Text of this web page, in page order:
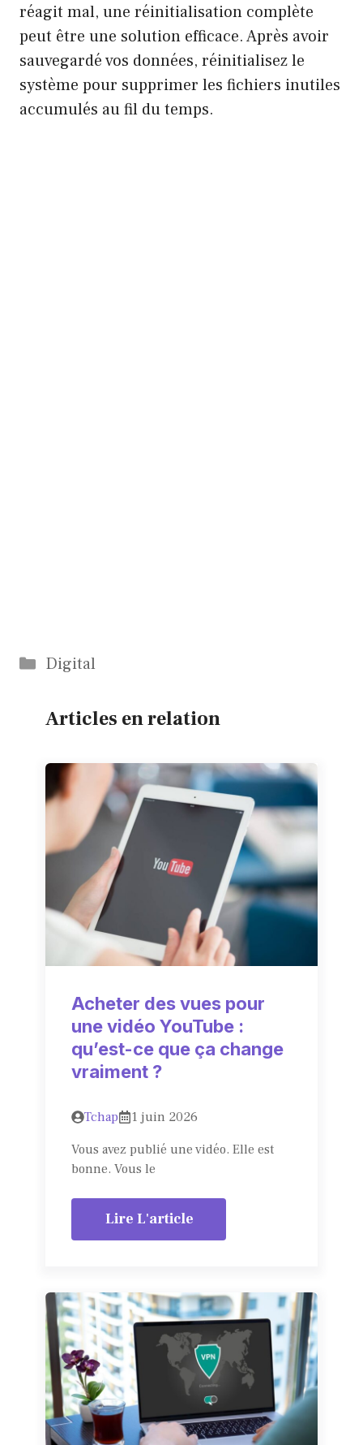
réagit mal, une réinitialisation complète
peut être une solution efficace. Après avoir
sauvegardé vos données, réinitialisez le
système pour supprimer les fichiers inutiles
accumulés au fil du temps.
Catégories
Digital
Articles en relation
Acheter des vues pour
une vidéo YouTube :
qu’est-ce que ça change
vraiment ?
Tchap
1 juin 2026
Vous avez publié une vidéo. Elle est
bonne. Vous le
Lire L'article